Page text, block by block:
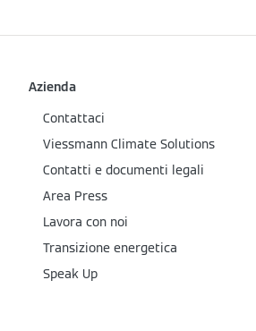
Azienda
Contattaci
Viessmann Climate Solutions
Contatti e documenti legali
Area Press
Lavora con noi
Transizione energetica
Speak Up